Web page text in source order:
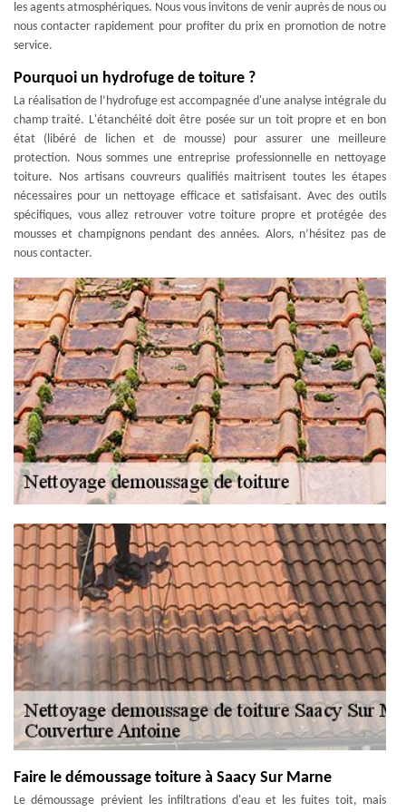
les agents atmosphériques. Nous vous invitons de venir auprès de nous ou
nous contacter rapidement pour profiter du prix en promotion de notre
service.
Pourquoi un hydrofuge de toiture ?
La réalisation de l’hydrofuge est accompagnée d'une analyse intégrale du
champ traité. L'étanchéité doit être posée sur un toit propre et en bon
état (libéré de lichen et de mousse) pour assurer une meilleure
protection. Nous sommes une entreprise professionnelle en nettoyage
toiture. Nos artisans couvreurs qualifiés maitrisent toutes les étapes
nécessaires pour un nettoyage efficace et satisfaisant. Avec des outils
spécifiques, vous allez retrouver votre toiture propre et protégée des
mousses et champignons pendant des années. Alors, n’hésitez pas de
nous contacter.
Faire le démoussage toiture à Saacy Sur Marne
Le démoussage prévient les infiltrations d'eau et les fuites toit, mais